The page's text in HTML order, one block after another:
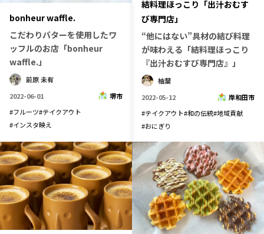
bonheur waffle.
こだわりバターを使用したワ
ッフルのお店「bonheur
waffle.」
前原 未有
2022-06-01
堺市
#フルーツ#テイクアウト
#インスタ映え
結料理ほっこり「出汁おむす
び専門店」
“他にはない”具材の結び料理
が味わえる「結料理ほっこり
『出汁おむすび専門店』」
柚葉
2022-05-12
岸和田市
#テイクアウト#和の伝統#地域貢献
#おにぎり